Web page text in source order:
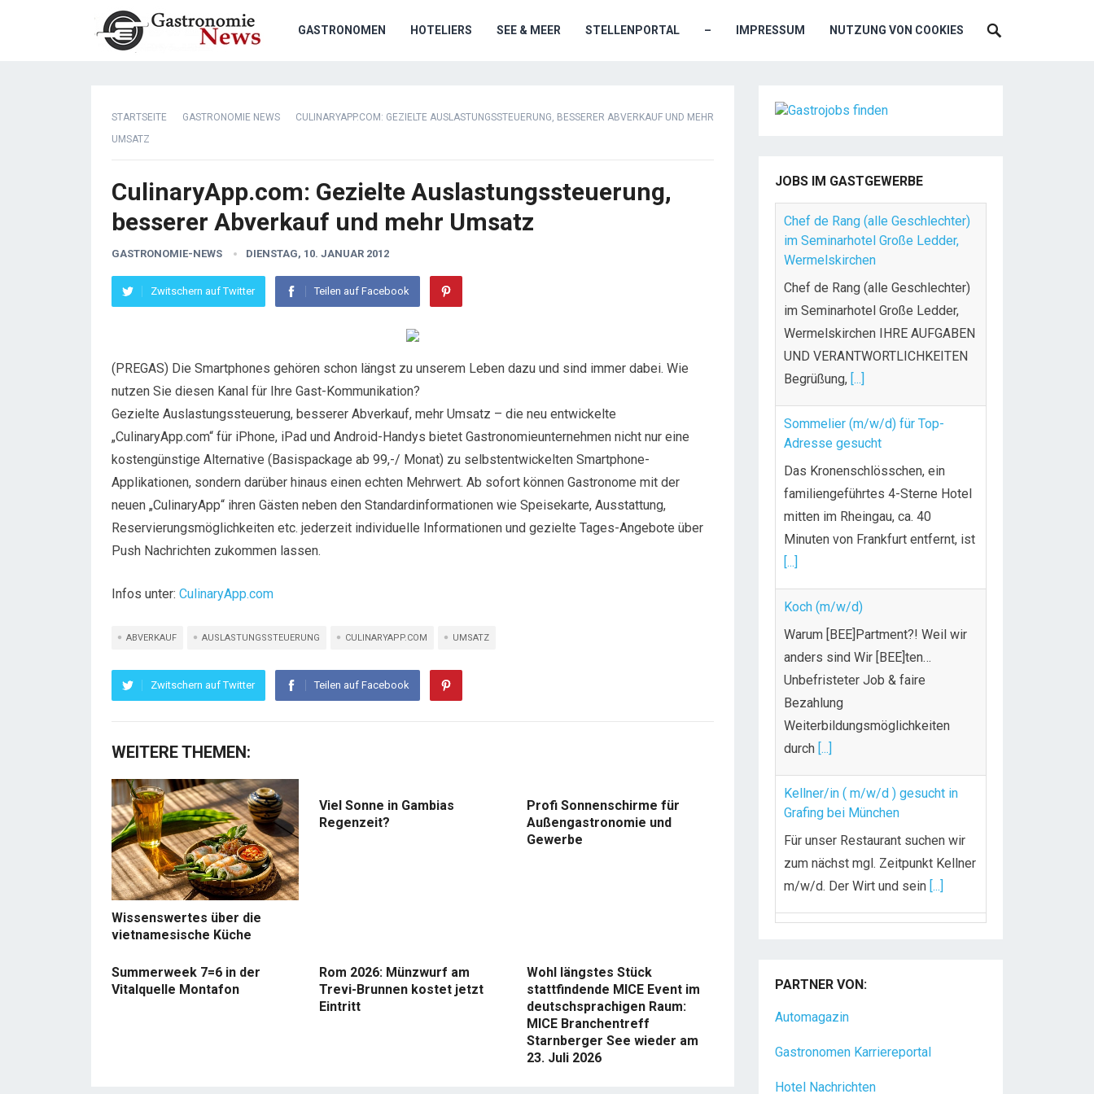
GASTRONOMEN HOTELIERS SEE & MEER STELLENPORTAL – IMPRESSUM NUTZUNG VON COOKIES
STARTSEITE GASTRONOMIE NEWS
CULINARYAPP.COM: GEZIELTE AUSLASTUNGSSTEUERUNG, BESSERER ABVERKAUF UND MEHR
UMSATZ
CulinaryApp.com: Gezielte Auslastungssteuerung,
besserer Abverkauf und mehr Umsatz
GASTRONOMIE-NEWS DIENSTAG, 10. JANUAR 2012
Zwitschern auf Twitter Teilen auf Facebook
(PREGAS) Die Smartphones gehören schon längst zu unserem Leben dazu und sind immer dabei. Wie
nutzen Sie diesen Kanal für Ihre Gast-Kommunikation?
Gezielte Auslastungssteuerung, besserer Abverkauf, mehr Umsatz – die neu entwickelte
„CulinaryApp.com“ für iPhone, iPad und Android-Handys bietet Gastronomieunternehmen nicht nur eine
kostengünstige Alternative (Basispackage ab 99,-/ Monat) zu selbstentwickelten Smartphone-
Applikationen, sondern darüber hinaus einen echten Mehrwert. Ab sofort können Gastronome mit der
neuen „CulinaryApp“ ihren Gästen neben den Standardinformationen wie Speisekarte, Ausstattung,
Reservierungsmöglichkeiten etc. jederzeit individuelle Informationen und gezielte Tages-Angebote über
Push Nachrichten zukommen lassen.
Infos unter: CulinaryApp.com
ABVERKAUF AUSLASTUNGSSTEUERUNG CULINARYAPP.COM UMSATZ
Zwitschern auf Twitter Teilen auf Facebook
WEITERE THEMEN:
Wissenswertes über die
vietnamesische Küche
Viel Sonne in Gambias
Regenzeit?
Profi Sonnenschirme für
Außengastronomie und
Gewerbe
Summerweek 7=6 in der
Vitalquelle Montafon
Rom 2026: Münzwurf am
Trevi-Brunnen kostet jetzt
Eintritt
Wohl längstes Stück
stattfindende MICE Event im
deutschsprachigen Raum:
MICE Branchentreff
Starnberger See wieder am
23. Juli 2026
JOBS IM GASTGEWERBE
Chef de Rang (alle Geschlechter)
im Seminarhotel Große Ledder,
Wermelskirchen
Chef de Rang (alle Geschlechter)
im Seminarhotel Große Ledder,
Wermelskirchen IHRE AUFGABEN
UND VERANTWORTLICHKEITEN
Begrüßung, [...]
Sommelier (m/w/d) für Top-
Adresse gesucht
Das Kronenschlösschen, ein
familiengeführtes 4-Sterne Hotel
mitten im Rheingau, ca. 40
Minuten von Frankfurt entfernt, ist
[...]
Koch (m/w/d)
Warum [BEE]Partment?! Weil wir
anders sind Wir [BEE]ten…
Unbefristeter Job & faire
Bezahlung
Weiterbildungsmöglichkeiten
durch [...]
Kellner/in ( m/w/d ) gesucht in
Grafing bei München
Für unser Restaurant suchen wir
zum nächst mgl. Zeitpunkt Kellner
m/w/d. Der Wirt und sein [...]
Dein Arbeitsplatz mit
(m/w/d) Du bist Gastgeber aus
Leidenschaft und liebst[...]